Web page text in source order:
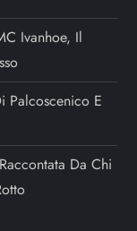
Ivanhoe, Il
Palcoscenico E
Da Chi